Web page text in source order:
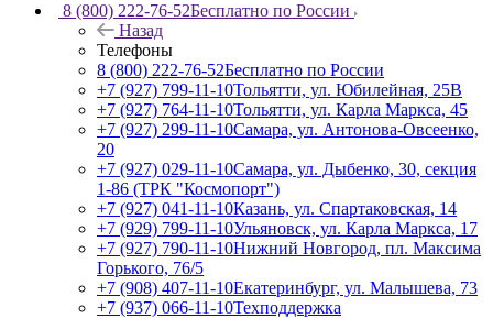
8 (800) 222-76-52Бесплатно по России
Назад
Телефоны
8 (800) 222-76-52Бесплатно по России
+7 (927) 799-11-10Тольятти, ул. Юбилейная, 25В
+7 (927) 764-11-10Тольятти, ул. Карла Маркса, 45
+7 (927) 299-11-10Самара, ул. Антонова-Овсеенко,
20
+7 (927) 029-11-10Самара, ул. Дыбенко, 30, секция
1-86 (ТРК "Космопорт")
+7 (927) 041-11-10Казань, ул. Спартаковская, 14
+7 (929) 799-11-10Ульяновск, ул. Карла Маркса, 17
+7 (927) 790-11-10Нижний Новгород, пл. Максима
Горького, 76/5
+7 (908) 407-11-10Екатеринбург, ул. Малышева, 73
+7 (937) 066-11-10Техподдержка